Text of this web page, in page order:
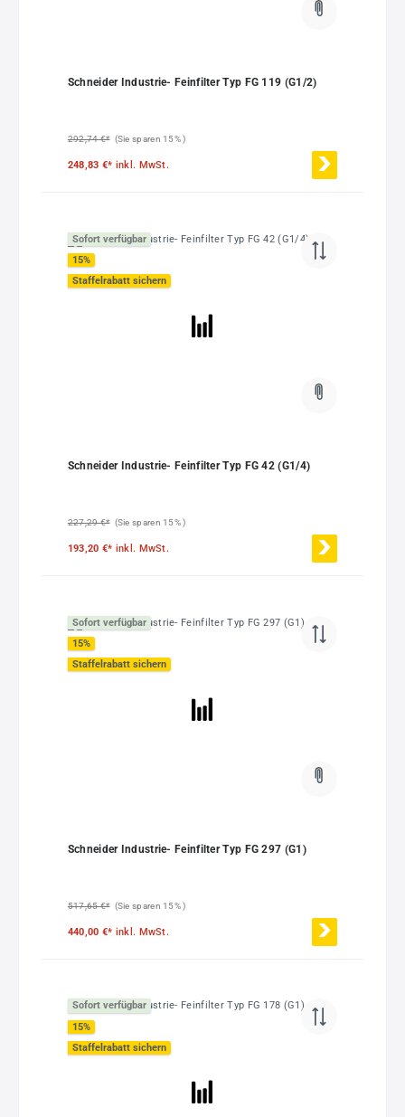
Schneider Industrie- Feinfilter Typ FG 119 (G1/2)
292,74 €* (Sie sparen 15% )
248,83 €* inkl. MwSt.
Sofort verfügbar
15%
Staffelrabatt sichern
Schneider Industrie- Feinfilter Typ FG 42 (G1/4)
227,29 €* (Sie sparen 15% )
193,20 €* inkl. MwSt.
Sofort verfügbar
15%
Staffelrabatt sichern
Schneider Industrie- Feinfilter Typ FG 297 (G1)
517,65 €* (Sie sparen 15% )
440,00 €* inkl. MwSt.
Sofort verfügbar
15%
Staffelrabatt sichern